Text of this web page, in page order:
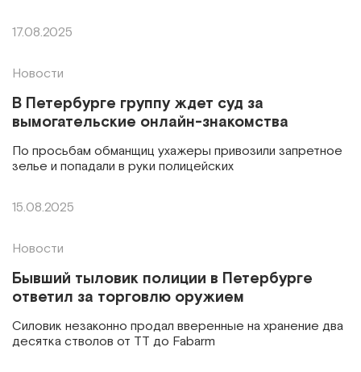
17.08.2025
Новости
В Петербурге группу ждет суд за
вымогательские онлайн-знакомства
По просьбам обманщиц ухажеры привозили запретное
зелье и попадали в руки полицейских
15.08.2025
Новости
Бывший тыловик полиции в Петербурге
ответил за торговлю оружием
Силовик незаконно продал вверенные на хранение два
десятка стволов от ТТ до Fabarm